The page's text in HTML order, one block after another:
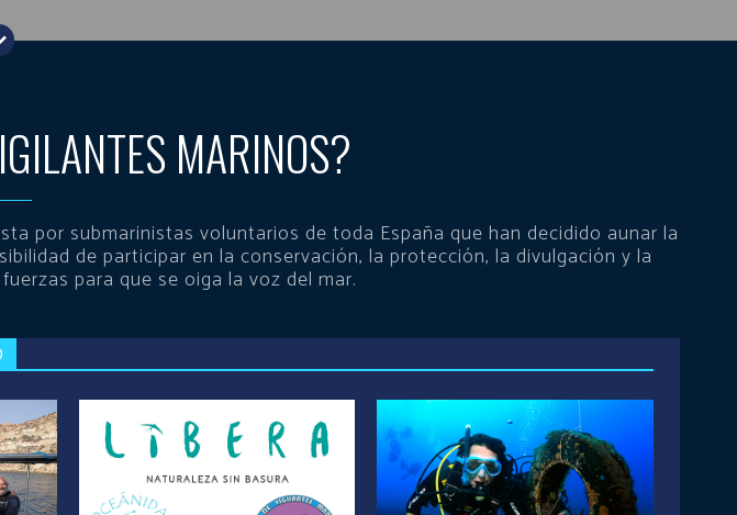
MARINOS?
por submarinistas voluntarios de toda España que han decidido aunar la
de participar en la conservación, la protección, la divulgación y la
para que se oiga la voz del mar.